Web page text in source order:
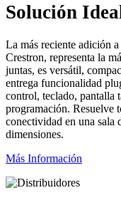
Solución
La más reciente adición
Crestron, representa la
juntas, es versátil,
entrega funcionalidad
control, teclado, pantalla
programación. Resuelve
conectividad en una sala
dimensiones.
Más Información